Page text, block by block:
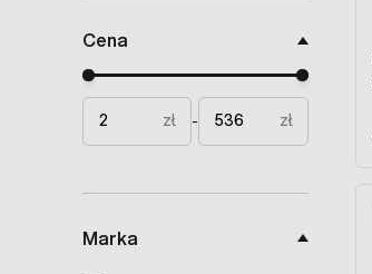
Cena
Minimal price
Maximum price
zł
- zł
Marka